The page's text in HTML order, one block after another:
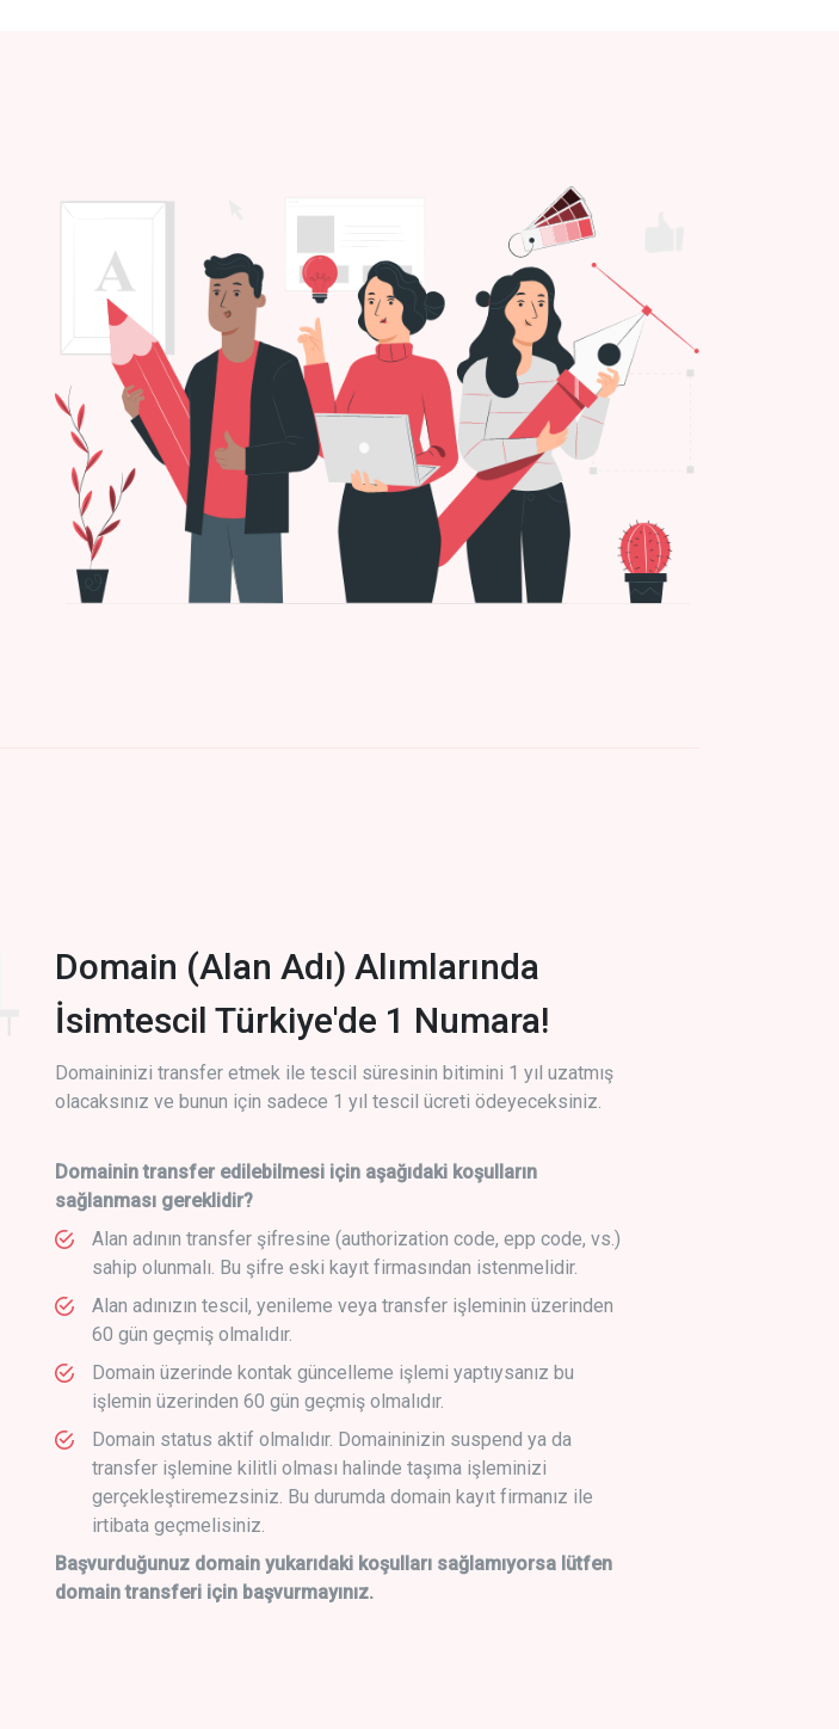
Domain (Alan Adı) Alımlarında
İsimtescil Türkiye'de 1 Numara!
Domaininizi transfer etmek ile tescil süresinin bitimini 1 yıl uzatmış
olacaksınız ve bunun için sadece 1 yıl tescil ücreti ödeyeceksiniz.
Domainin transfer edilebilmesi için aşağıdaki koşulların
sağlanması gereklidir?
Alan adının transfer şifresine (authorization code, epp code, vs.)
sahip olunmalı. Bu şifre eski kayıt firmasından istenmelidir.
Alan adınızın tescil, yenileme veya transfer işleminin üzerinden
60 gün geçmiş olmalıdır.
Domain üzerinde kontak güncelleme işlemi yaptıysanız bu
işlemin üzerinden 60 gün geçmiş olmalıdır.
Domain status aktif olmalıdır. Domaininizin suspend ya da
transfer işlemine kilitli olması halinde taşıma işleminizi
gerçekleştiremezsiniz. Bu durumda domain kayıt firmanız ile
irtibata geçmelisiniz.
Başvurduğunuz domain yukarıdaki koşulları sağlamıyorsa lütfen
domain transferi için başvurmayınız.